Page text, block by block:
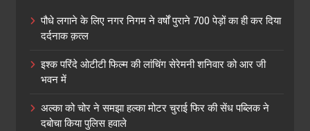
पौधे लगाने के लिए नगर निगम ने वर्षों पुराने 700 पेड़ों का ही कर दिया
दर्दनाक क़त्ल
इश्क परिंदे ओटीटी फिल्म की लांचिंग सेरेमनी शनिवार को आर जी
भवन में
अल्का को चोर ने समझा हल्का मोटर चुराई फिर की सेंध पब्लिक ने
दबोचा किया पुलिस हवाले